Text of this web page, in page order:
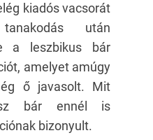
kiadós vacsorát
után
a leszbikus bár
amelyet amúgy
ő javasolt. Mit
bár ennél is
bizonyult.